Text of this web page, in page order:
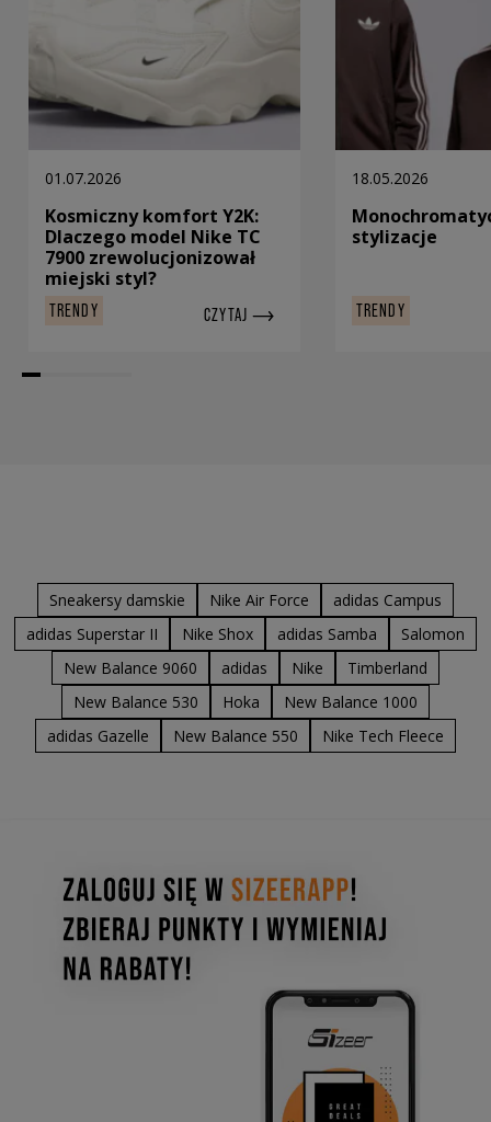
01.07.2026
Kosmiczny komfort Y2K:
Dlaczego model Nike TC
7900 zrewolucjonizował
miejski styl?
TRENDY CZYTAJ
18.05.2026
stylizacje
TRENDY
Sneakersy damskie Nike Air Force
adidas Campus
adidas Superstar II
Nike Shox adidas Samba
Salomon
New Balance 9060
adidas Nike
Timberland
New Balance 530
Hoka
New Balance 1000
adidas Gazelle
New Balance 550 Nike Tech Fleece